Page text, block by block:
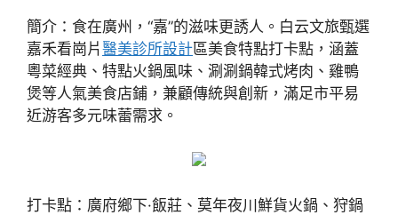
簡介：食在廣州，“嘉”的滋味更誘人。白云文旅甄選
嘉禾看崗片 醫美診所設計區美食特點打卡點，涵蓋
粵菜經典、特點火鍋風味、涮涮鍋韓式烤肉、雞鴨
煲等人氣美食店鋪，兼顧傳統與創新，滿足市平易
近游客多元味蕾需求。
打卡點：廣府鄉下·飯莊、莫年夜川鮮貨火鍋、狩鍋